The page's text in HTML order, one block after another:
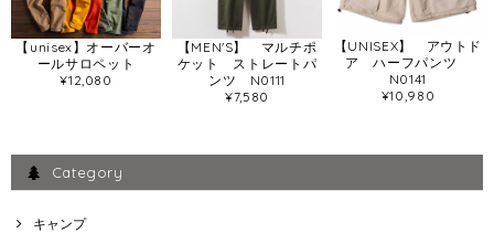
【unisex】オーバーオ
ールサロペット
¥12,080
【MEN'S】 マルチポ
ケット ストレートパ
ンツ N0111
¥7,580
【UNISEX】 アウトド
ア ハーフパンツ
N0141
¥10,980
Category
キャンプ